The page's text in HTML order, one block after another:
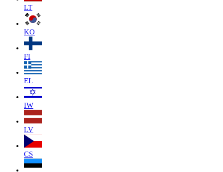
LT
KO
FI
EL
IW
LV
CS